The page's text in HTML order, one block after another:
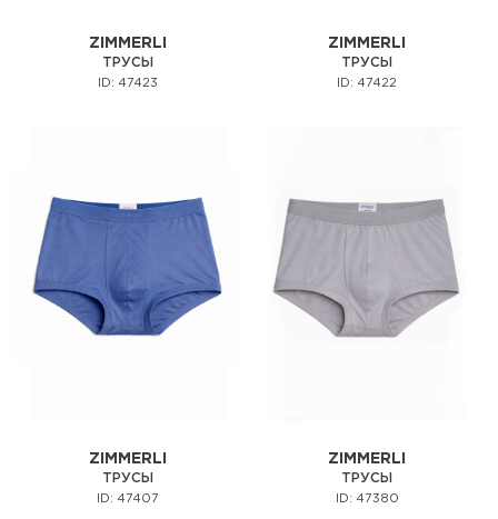
ZIMMERLI
ТРУСЫ
ID: 47423
ZIMMERLI
ТРУСЫ
ID: 47422
ZIMMERLI
ТРУСЫ
ID: 47407
ZIMMERLI
ТРУСЫ
ID: 47380